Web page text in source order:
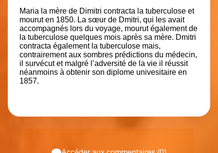
Maria la mère de Dimitri contracta la tuberculose et
mourut en 1850. La sœur de Dmitri, qui les avait
accompagnés lors du voyage, mourut également de
la tuberculose quelques mois après sa mère. Dmitri
contracta également la tuberculose mais,
contrairement aux sombres prédictions du médecin,
il survécut et malgré l’adversité de la vie il réussit
néanmoins à obtenir son diplome univesitaire en
1857.